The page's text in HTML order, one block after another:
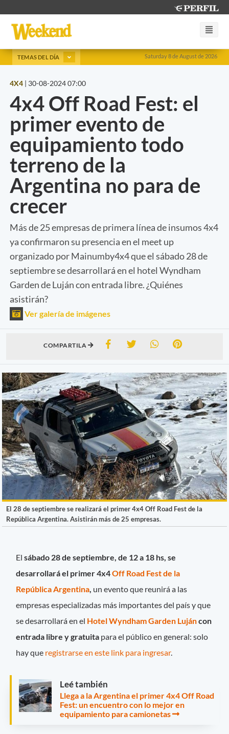
Saturday 8 de August de 2026
TEMAS DEL DÍA
4X4 | 30-08-2024 07:00
4x4 Off Road Fest: el
primer evento de
equipamiento todo
terreno de la
Argentina no para de
crecer
Más de 25 empresas de primera línea de insumos 4x4
ya confirmaron su presencia en el meet up
organizado por Mainumby4x4 que el sábado 28 de
septiembre se desarrollará en el hotel Wyndham
Garden de Luján con entrada libre. ¿Quiénes
asistirán?
Ver galería de imágenes
COMPARTILA
El 28 de septiembre se realizará el primer 4x4 Off Road Fest de la
República Argentina. Asistirán más de 25 empresas.
Elsábado 28 de septiembre, de 12 a 18 hs, se
desarrollará el primer 4x4Off Road Fest de la
República Argentina un evento que reunirá a las
empresas especializadas más importantes del país y que
se desarrollará en el Hotel Wyndham Garden Lujáncon
entrada libre y gratuita para el público en general: solo
hay que registrarse en este link para ingresar.
Leé también
Llega a la Argentina el primer 4x4 Off Road
Fest: un encuentro con lo mejor en
equipamiento para camionetas